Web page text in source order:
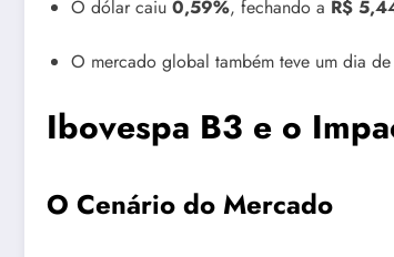
O dólar caiu 0,59%, fechando a R$
O mercado global também teve um dia
Ibovespa B3 e o
O Cenário do Mercado